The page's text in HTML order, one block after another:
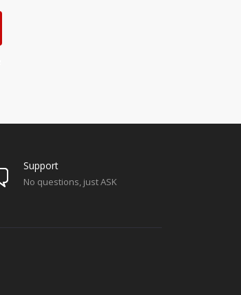
Support
No questions, just ASK